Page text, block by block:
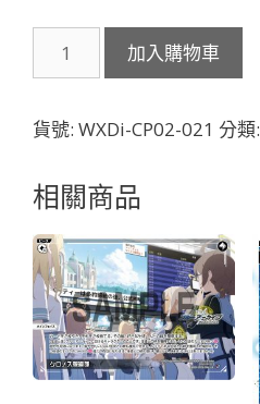
CP02-
空
ナ
[徹
頭
徹
尾]
「黑
色
加入購物車
貨號: WXDi-CP02-021 分類:
相關商品